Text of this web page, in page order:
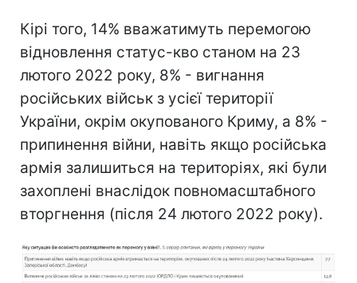
Кірі того, 14% вважатимуть перемогою
відновлення статус-кво станом на 23
лютого 2022 року, 8% - вигнання
російських військ з усієї території
України, окрім окупованого Криму, а 8% -
припинення війни, навіть якщо російська
армія залишиться на територіях, які були
захоплені внаслідок повномасштабного
вторгнення (після 24 лютого 2022 року).